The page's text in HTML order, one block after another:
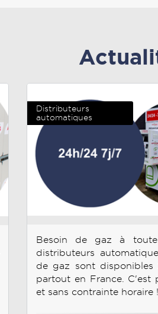
Distributeurs
automatiques
Besoin de gaz à
distributeurs
de gaz sont disponibles
partout en France. C'est
et sans contrainte horaire !